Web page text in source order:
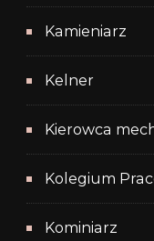
Kamieniarz
Kelner
Kierowca
Kolegium
Kominiarz